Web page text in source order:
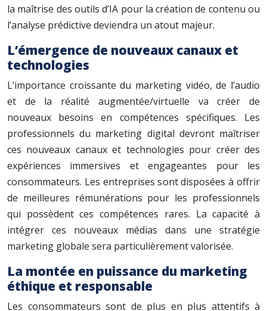
la maîtrise des outils d’IA pour la création de contenu ou
l’analyse prédictive deviendra un atout majeur.
L’émergence de nouveaux canaux et
technologies
L’importance croissante du marketing vidéo, de l’audio
et de la réalité augmentée/virtuelle va créer de
nouveaux besoins en compétences spécifiques. Les
professionnels du marketing digital devront maîtriser
ces nouveaux canaux et technologies pour créer des
expériences immersives et engageantes pour les
consommateurs. Les entreprises sont disposées à offrir
de meilleures rémunérations pour les professionnels
qui possèdent ces compétences rares. La capacité à
intégrer ces nouveaux médias dans une stratégie
marketing globale sera particulièrement valorisée.
La montée en puissance du marketing
éthique et responsable
Les consommateurs sont de plus en plus attentifs à